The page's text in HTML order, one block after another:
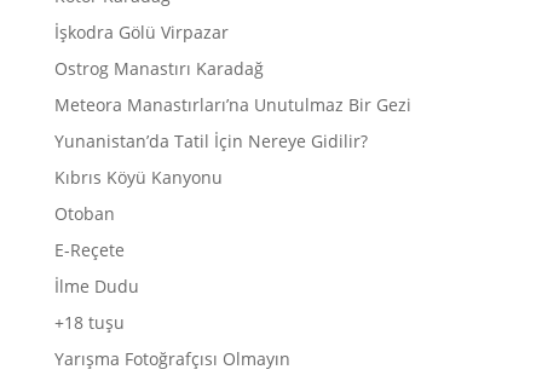
İşkodra Gölü Virpazar
Ostrog Manastırı Karadağ
Meteora Manastırları’na Unutulmaz Bir Gezi
Yunanistan’da Tatil İçin Nereye Gidilir?
Kıbrıs Köyü Kanyonu
Otoban
E-Reçete
İlme Dudu
+18 tuşu
Yarışma Fotoğrafçısı Olmayın